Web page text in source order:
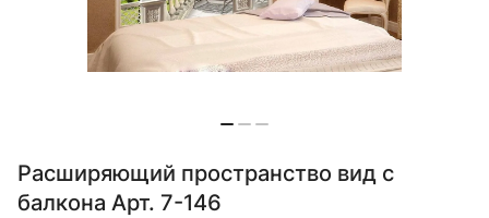
Расширяющий пространство вид с
балкона Арт. 7-146